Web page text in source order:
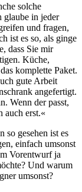
solche
glaube in jeder
und fragen,
ist es so, als ginge
dass Sie mir
Küche,
komplette Paket.
gute Arbeit
angefertigt.
Wenn der passt,
auch erst.«
so gesehen ist es
einfach umsonst
Vorentwurf ja
Und warum
umsonst?